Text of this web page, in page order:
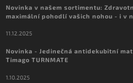
Novinka v našem sortimentu:
maximální pohodlí vašich nohou - i v
11.12.2025
Novinka - Jedinečná antidekubitní
Timago TURNMATE
1.10.2025